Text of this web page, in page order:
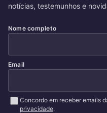
notícias, testemunhos e
Nome completo
Email
Concordo em receber emails
privacidade.